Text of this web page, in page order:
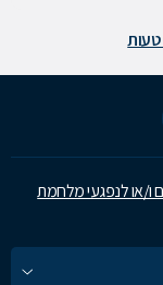
טעות
ו/או לנפגעי מלחמת